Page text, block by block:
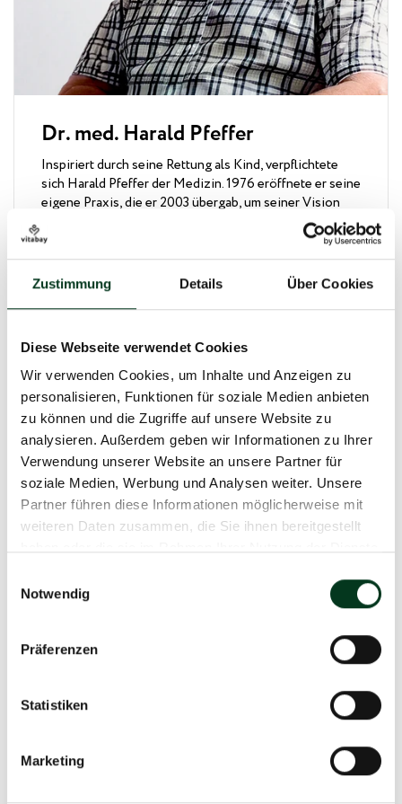
Zustimmung Details Über Cookies
Diese Webseite verwendet Cookies
Wir verwenden Cookies, um Inhalte und Anzeigen zu
personalisieren, Funktionen für soziale Medien anbieten
zu können und die Zugriffe auf unsere Website zu
analysieren. Außerdem geben wir Informationen zu Ihrer
Verwendung unserer Website an unsere Partner für
soziale Medien, Werbung und Analysen weiter. Unsere
Partner führen diese Informationen möglicherweise mit
weiteren Daten zusammen, die Sie ihnen bereitgestellt
Notwendig
Präferenzen
Statistiken
Marketing
Dr. med. Harald Pfeffer
Inspiriert durch seine Rettung als Kind, verpflichtete
sich Harald Pfeffer der Medizin. 1976 eröffnete er seine
eigene Praxis, die er 2003 übergab, um seiner Vision
Gesundheit gehört in die Welt und nicht in die vier
Wände
" treu zu bleiben. Mit Vitabay, wurde diese
Vision Realität. Alle unsere Produkte haben den
Anspruch eines Medizinproduktes und sind das
Mit eigenen Patenten, Produkten und Formeln prägt er
nicht nur Vitabay, sondern die gesamte Supplement
Branche.